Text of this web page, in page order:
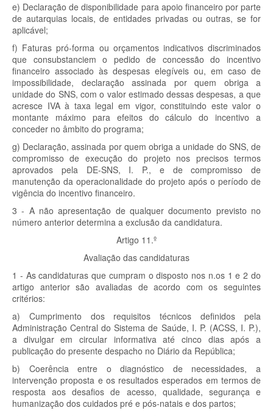
e) Declaração de disponibilidade para apoio financeiro por parte
de autarquias locais, de entidades privadas ou outras, se for
aplicável;
f) Faturas pró-forma ou orçamentos indicativos discriminados
que consubstanciem o pedido de concessão do incentivo
financeiro associado às despesas elegíveis ou, em caso de
impossibilidade, declaração assinada por quem obriga a
unidade do SNS, com o valor estimado dessas despesas, a que
acresce IVA à taxa legal em vigor, constituindo este valor o
montante máximo para efeitos do cálculo do incentivo a
conceder no âmbito do programa;
g) Declaração, assinada por quem obriga a unidade do SNS, de
compromisso de execução do projeto nos precisos termos
aprovados pela DE-SNS, I. P., e de compromisso de
manutenção da operacionalidade do projeto após o período de
vigência do incentivo financeiro.
3 - A não apresentação de qualquer documento previsto no
número anterior determina a exclusão da candidatura.
Artigo 11.º
Avaliação das candidaturas
1 - As candidaturas que cumpram o disposto nos n.os 1 e 2 do
artigo anterior são avaliadas de acordo com os seguintes
critérios:
a) Cumprimento dos requisitos técnicos definidos pela
Administração Central do Sistema de Saúde, I. P. (ACSS, I. P.),
a divulgar em circular informativa até cinco dias após a
publicação do presente despacho no Diário da República;
b) Coerência entre o diagnóstico de necessidades, a
intervenção proposta e os resultados esperados em termos de
resposta aos desafios de acesso, qualidade, segurança e
humanização dos cuidados pré e pós-natais e dos partos;